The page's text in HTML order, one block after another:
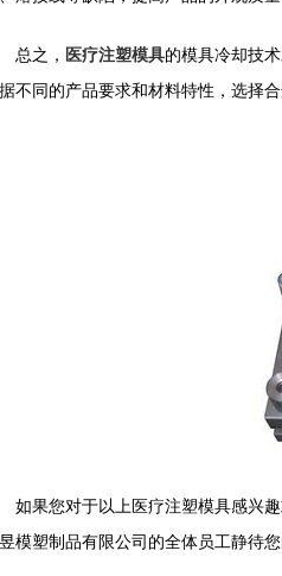
之， 医疗注塑模具的模具冷却技
不同的产品要求和材料特性，选择
果您对于以上医疗注塑模具感兴趣
模塑制品有限公司的全体员工静待您